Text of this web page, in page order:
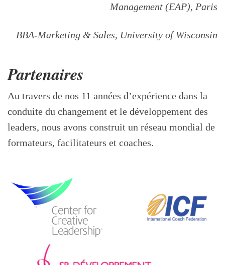
Management (EAP), Paris
BBA-Marketing & Sales, University of Wisconsin
Partenaires
Au travers de nos 11 années d’expérience dans la
conduite du changement et le développement des
leaders, nous avons construit un réseau mondial de
formateurs, facilitateurs et coaches.